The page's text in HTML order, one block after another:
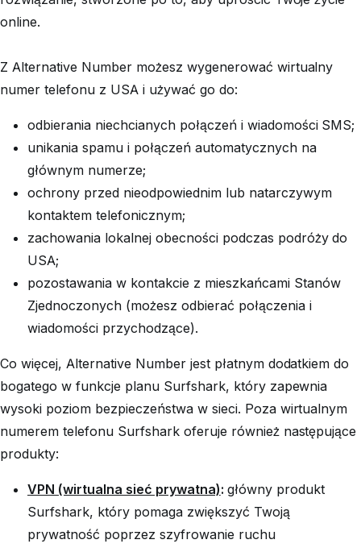
online.
Z Alternative Number możesz wygenerować wirtualny
numer telefonu z USA i używać go do:
odbierania niechcianych połączeń i wiadomości SMS;
unikania spamu i połączeń automatycznych na
głównym numerze;
ochrony przed nieodpowiednim lub natarczywym
kontaktem telefonicznym;
zachowania lokalnej obecności podczas podróży do
USA;
pozostawania w kontakcie z mieszkańcami Stanów
Zjednoczonych (możesz odbierać połączenia i
wiadomości przychodzące).
Co więcej, Alternative Number jest płatnym dodatkiem do
bogatego w funkcje planu Surfshark, który zapewnia
wysoki poziom bezpieczeństwa w sieci. Poza wirtualnym
numerem telefonu Surfshark oferuje również następujące
produkty:
VPN (wirtualna sieć prywatna): główny produkt
Surfshark, który pomaga zwiększyć Twoją
prywatność poprzez szyfrowanie ruchu